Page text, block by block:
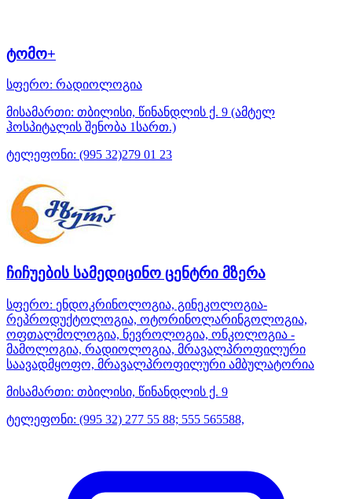
ტომო+
სფერო: რადიოლოგია
მისამართი: თბილისი, წინანდლის ქ. 9 (ამტელ
ჰოსპიტალის შენობა 1სართ.)
ტელეფონი: (995 32)279 01 23
ჩიჩუების სამედიცინო ცენტრი მზერა
სფერო: ენდოკრინოლოგია, გინეკოლოგია-
რეპროდუქტოლოგია, ოტორინოლარინგოლოგია,
ოფთალმოლოგია, ნევროლოგია, ონკოლოგია -
მამოლოგია, რადიოლოგია, მრავალპროფილური
საავადმყოფო, მრავალპროფილური ამბულატორია
მისამართი: თბილისი, წინანდლის ქ. 9
ტელეფონი: (995 32) 277 55 88; 555 565588,